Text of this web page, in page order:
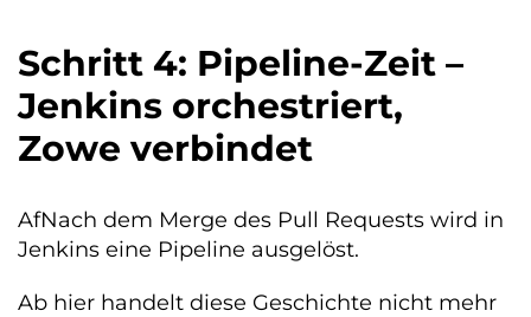
Schritt 4: Pipeline-Zeit –
Jenkins orchestriert,
Zowe verbindet
AfNach dem Merge des Pull Requests wird in
Jenkins eine Pipeline ausgelöst.
Ab hier handelt diese Geschichte nicht mehr